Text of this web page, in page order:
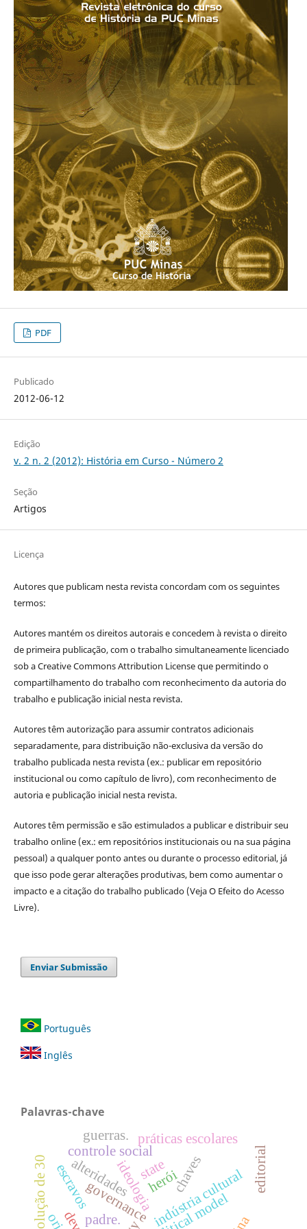
PDF
Publicado
2012-06-12
Edição
v. 2 n. 2 (2012): História em Curso - Número 2
Seção
Artigos
Licença
Autores que publicam nesta revista concordam com os seguintes
termos:
Autores mantém os direitos autorais e concedem à revista o direito
de primeira publicação, com o trabalho simultaneamente licenciado
sob a Creative Commons Attribution License que permitindo o
compartilhamento do trabalho com reconhecimento da autoria do
trabalho e publicação inicial nesta revista.
Autores têm autorização para assumir contratos adicionais
separadamente, para distribuição não-exclusiva da versão do
trabalho publicada nesta revista (ex.: publicar em repositório
institucional ou como capítulo de livro), com reconhecimento de
autoria e publicação inicial nesta revista.
Autores têm permissão e são estimulados a publicar e distribuir seu
trabalho online (ex.: em repositórios institucionais ou na sua página
pessoal) a qualquer ponto antes ou durante o processo editorial, já
que isso pode gerar alterações produtivas, bem como aumentar o
impacto e a citação do trabalho publicado (Veja O Efeito do Acesso
Livre).
Enviar Submissão
Português
Inglês
Palavras-chave
state
governance
padre. indústria cultural
chaves
ideologia
controle social
herói
práticas escolares
alteridades
guerras.
revolução de 30escravos editorial